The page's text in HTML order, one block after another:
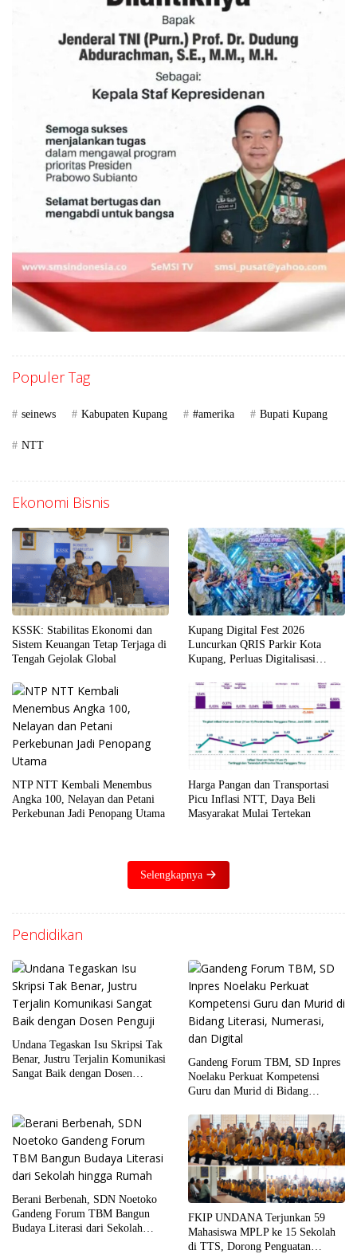
Populer Tag
seinews Kabupaten Kupang #amerika Bupati Kupang
NTT
Ekonomi Bisnis
KSSK: Stabilitas Ekonomi dan
Sistem Keuangan Tetap Terjaga di
Tengah Gejolak Global
Kupang Digital Fest 2026
Luncurkan QRIS Parkir Kota
Kupang, Perluas Digitalisasi
NTP NTT Kembali Menembus
Angka 100, Nelayan dan Petani
Perkebunan Jadi Penopang Utama
Harga Pangan dan Transportasi
Picu Inflasi NTT, Daya Beli
Masyarakat Mulai Tertekan
Selengkapnya
Pendidikan
Undana Tegaskan Isu Skripsi Tak
Benar, Justru Terjalin Komunikasi
Sangat Baik dengan Dosen
Gandeng Forum TBM, SD Inpres
Noelaku Perkuat Kompetensi
Guru dan Murid di Bidang
Berani Berbenah, SDN Noetoko
Gandeng Forum TBM Bangun
Budaya Literasi dari Sekolah
FKIP UNDANA Terjunkan 59
Mahasiswa MPLP ke 15 Sekolah
di TTS, Dorong Penguatan